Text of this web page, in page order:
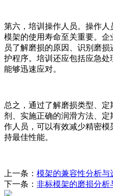
第六，培训操作人员。操作
模架的使用寿命至关重要。企
员了解磨损的原因、识别磨
护程序。培训还应包括应急
能够迅速应对。
总之，通过了解磨损类型、
剂、实施正确的润滑方法、
作人员，可以有效减少精密
持最佳性能。
上一条： 模架的兼容性分析与
下一条： 非标模架的磨损分析